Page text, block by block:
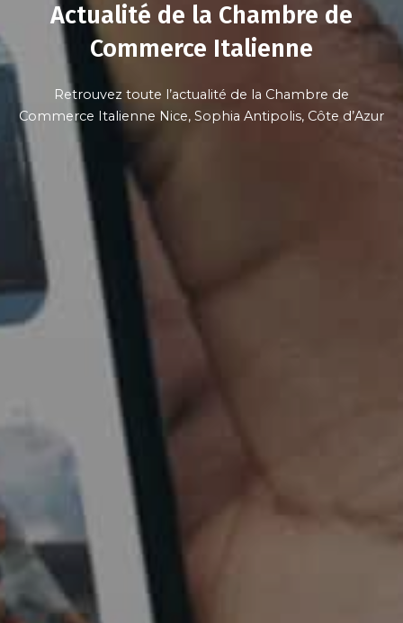
Actualité de la Chambre de
Commerce Italienne
Retrouvez toute l’actualité de la Chambre de
Commerce Italienne Nice, Sophia Antipolis, Côte d’Azur